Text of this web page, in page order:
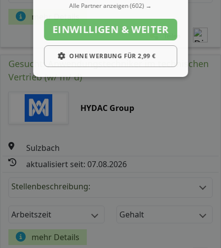
mehr Details
Teilen
Gesucht: Anwendungstechniker im technischen
Vertrieb (w/ m/ d)
HYDAC Group
Sulzbach
aktualisiert seit: 07.08.2026
Stellenbeschreibung:
Arbeitszeit Gehalt
mehr Details
Alle Partner anzeigen(602) →
EINWILLIGEN & WEITER
OHNE WERBUNG FÜR 2,99 €